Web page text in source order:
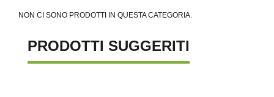
NON CI SONO PRODOTTI IN QUESTA CATEGORIA.
PRODOTTI SUGGERITI